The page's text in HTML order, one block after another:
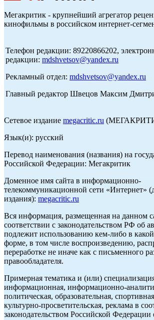
Мегакритик - крупнейший агрегатор
кинофильмы в российском интернет-
Телефон редакции: 89220866202,
редакции: mdshvetsov@yandex.ru
Рекламный отдел: mdshvetsov@yandex.ru
Главный редактор Швецов Максим
Сетевое издание megacritic.ru
Язык(и): русский
Перевод наименования (названия) на
Российской Федерации: Мегакритик
Доменное имя сайта в информационно-
телекоммуникационной сети «Интернет»
издания): megacritic.ru
Вся информация, размещенная на данном
соответствии с законодательством РФ об
подлежит использованию кем-либо в
форме, в том числе воспроизведению,
переработке не иначе как с письменного
правообладателя.
Примерная тематика и (или)
информационная, информационно-
политическая, образовательная,
культурно-просветительская, реклама в
законодательством Российской Федерации